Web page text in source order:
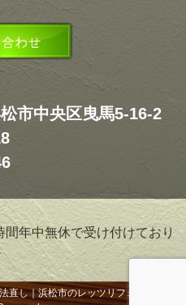
市中央区曳馬5-16-2
年中無休で受け付けており
し｜浜松市のレッツリフォーム, All